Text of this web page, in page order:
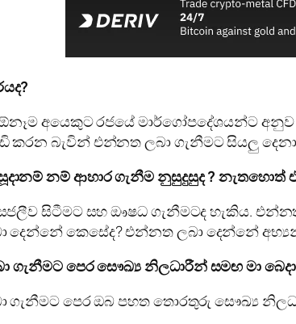
ඕනෑම අයෙකුට රජයේ මාර්ගෝපදේශයන්ට
කරන බැවින් එන්නත ලබා ගැනීමට සියලු
නම් ආහාර ගැනීම නුසුදුසුද ?
සිටීමට සහ ඖෂධ ගැනීමටද හැකිය.
දෙන්නේ කෙසේද? එන්නත ලබා දෙන්නේ
ගැනීමට පෙර සෞඛ්‍ය නිලධාරීන් සමඟ මා
ගැනීමට පෙර ඔබ පහත තොරතුරු සෞඛ්‍ය